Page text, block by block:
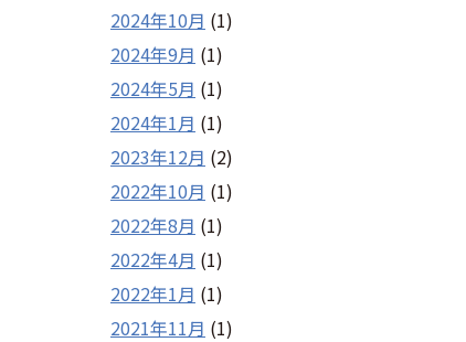
2024年10月 (1)
2024年9月 (1)
2024年5月 (1)
2024年1月 (1)
2023年12月 (2)
2022年10月 (1)
2022年8月 (1)
2022年4月 (1)
2022年1月 (1)
2021年11月 (1)